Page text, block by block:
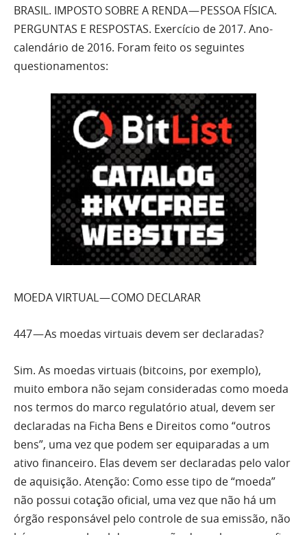
BRASIL. IMPOSTO SOBRE A RENDA — PESSOA FÍSICA.
PERGUNTAS E RESPOSTAS. Exercício de 2017. Ano-
calendário de 2016. Foram feito os seguintes
questionamentos:
MOEDA VIRTUAL — COMO DECLARAR
447 — As moedas virtuais devem ser declaradas?
Sim. As moedas virtuais (bitcoins, por exemplo),
muito embora não sejam consideradas como moeda
nos termos do marco regulatório atual, devem ser
declaradas na Ficha Bens e Direitos como “outros
bens”, uma vez que podem ser equiparadas a um
ativo financeiro. Elas devem ser declaradas pelo valor
de aquisição. Atenção: Como esse tipo de “moeda”
não possui cotação oficial, uma vez que não há um
órgão responsável pelo controle de sua emissão, não